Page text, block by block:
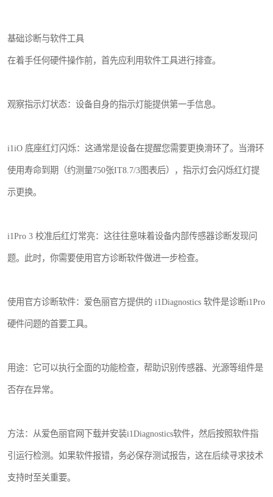
基础诊断与软件工具
在着手任何硬件操作前，首先应利用软件工具进行排查。
观察指示灯状态：设备自身的指示灯能提供第一手信息。
i1iO 底座红灯闪烁：这通常是设备在提醒您需要更换滑环了。当滑环
使用寿命到期（约测量750张IT8.7/3图表后），指示灯会闪烁红灯提
示更换。
i1Pro 3 校准后红灯常亮：这往往意味着设备内部传感器诊断发现问
题。此时，你需要使用官方诊断软件做进一步检查。
使用官方诊断软件：爱色丽官方提供的 i1Diagnostics 软件是诊断i1Pro
硬件问题的首要工具。
用途：它可以执行全面的功能检查，帮助识别传感器、光源等组件是
否存在异常。
方法：从爱色丽官网下载并安装i1Diagnostics软件，然后按照软件指
引运行检测。如果软件报错，务必保存测试报告，这在后续寻求技术
支持时至关重要。